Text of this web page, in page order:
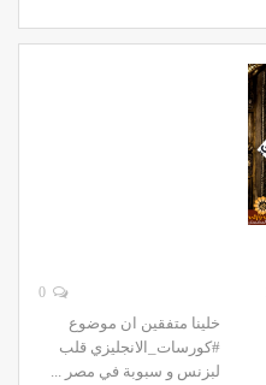
خلينا متفقين ان موضوع
‫#‏كورسات_الانجليزي‬ قلب
لبزنس و سبوبة في مصر ...